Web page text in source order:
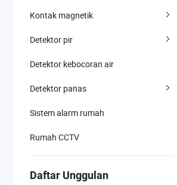
Kontak magnetik
Detektor pir
Detektor kebocoran air
Detektor panas
Sistem alarm rumah
Rumah CCTV
Daftar Unggulan